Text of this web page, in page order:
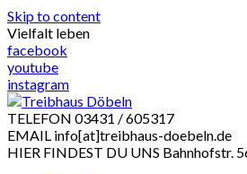
Skip to content
Vielfalt leben
facebook
youtube
instagram
TELEFON 03431 / 605317
EMAIL info[at]treibhaus-doebeln.de
HIER FINDEST DU UNS Bahnhofstr.